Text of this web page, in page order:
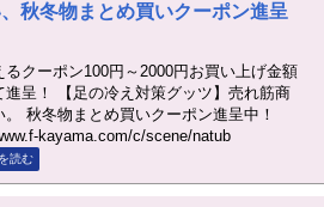
秋冬物まとめ買いクーポン進呈
るクーポン100円～2000円お買い上げ金額
進呈！ 【足の冷え対策グッツ】売れ筋商
。 秋冬物まとめ買いクーポン進呈中！
kayama.com/c/scene/natub
読む